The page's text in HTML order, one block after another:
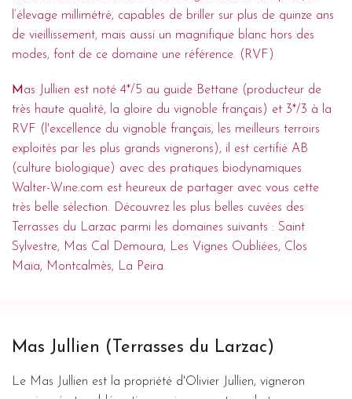
l’élevage millimétré, capables de briller sur plus de quinze ans
de vieillissement, mais aussi un magnifique blanc hors des
modes, font de ce domaine une référence. (RVF)
M as Jullien est noté 4*/5 au guide Bettane (producteur de
très haute qualité, la gloire du vignoble français) et 3*/3 à la
RVF (l'excellence du vignoble français, les meilleurs terroirs
exploités par les plus grands vignerons), il est certifié AB
(culture biologique) avec des pratiques biodynamiques.
Walter-Wine.com est heureux de partager avec vous cette
très belle sélection. Découvrez les plus belles cuvées des
Terrasses du Larzac parmi les domaines suivants : Saint
Sylvestre, Mas Cal Demoura, Les Vignes Oubliées, Clos
Maïa, Montcalmès, La Peira.
Mas Jullien (Terrasses du Larzac)
Le Mas Jullien est la propriété d'Olivier Jullien, vigneron